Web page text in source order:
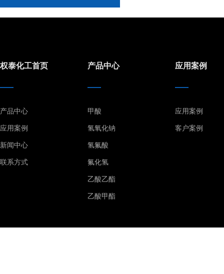
权泰化工首页
产品中心
应用案例
新闻中心
联系方式
产品中心
甲酸
氢氧化钠
氢氟酸
氟化氢
乙酸乙酯
乙酸甲酯
应用案例
应用案例
客户案例